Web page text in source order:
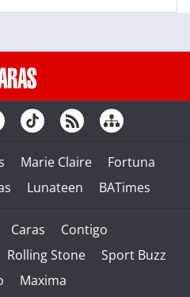
Marie Claire
Fortuna
Lunateen BATimes
Caras
Contigo
Rolling Stone
Sport Buzz
Maxima